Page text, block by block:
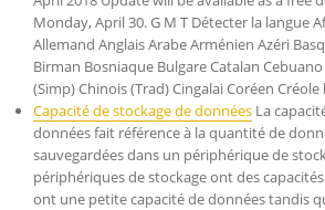
Monday, April 30. G M T Détecter la langue
Allemand Anglais Arabe Arménien Azéri
Birman Bosniaque Bulgare Catalan
(Simp) Chinois (Trad) Cingalai Coréen
Capacité de stockage de données La
données fait référence à la quantité de
sauvegardées dans un périphérique de
périphériques de stockage ont des
ont une petite capacité de données tandis